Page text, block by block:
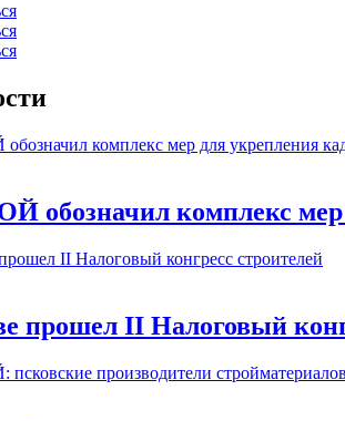
обозначил комплекс мер
прошел II Налоговый